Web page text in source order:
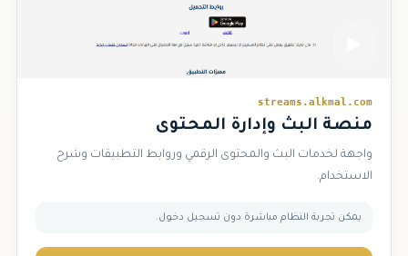
streams.alkmal.com
منصة البث وإدارة المحتوى
واجهة لخدمات البث والمحتوى الرقمي وروابط التطبيقات وشرح
الاستخدام.
يمكن تجربة النظام مباشرة دون تسجيل دخول.